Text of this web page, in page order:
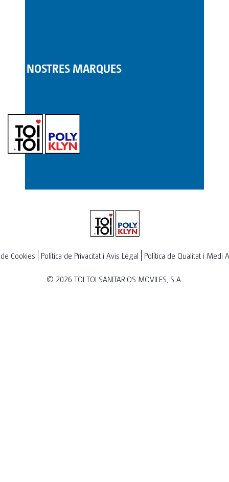
LES NOSTRES MARQUES
© 2026 TOI TOI SANITARIOS MOVILES, S.A.
Cookies Política de Privacitat i Avis Legal Política de Qualitat i Medi